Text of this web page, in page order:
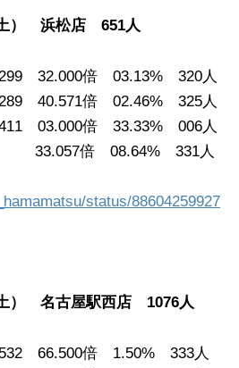
土） 浜松店 651人
32.000倍 03.13% 320人
40.571倍 02.46% 325人
倍 33.33% 006人
倍 08.64% 331人
status/88604259927
） 名古屋駅西店 1076人
66.500倍 1.50% 333人